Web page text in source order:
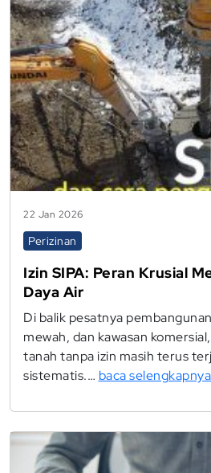
22 Jan 2026
Perizinan
Izin SIPA: Peran Krusial
Daya Air
Di balik pesatnya
mewah, dan kawasan
tanah tanpa izin masih terus
sistematis.… baca selengkapnya